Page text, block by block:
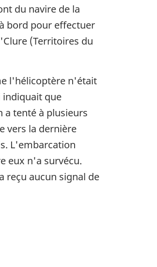
du navire de la
bord pour effectuer
(Territoires du
l'hélicoptère n'était
indiquait que
a tenté à plusieurs
vers la dernière
L'embarcation
eux n'a survécu.
reçu aucun signal de